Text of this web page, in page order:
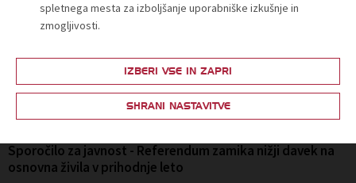
04. 08. 2026
potrebuje ukrepe za večjo konkurenčnost
Sporočila za javnost
Sporočilo za javnost - Referendum zamika nižji davek na
osnovna živila v prihodnje leto
spletnega mesta za izboljšanje uporabniške izkušnje in
zmogljivosti.
IZBERI VSE IN ZAPRI
SHRANI NASTAVITVE